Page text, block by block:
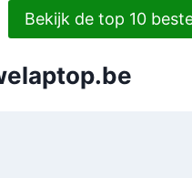
Bekijk de top 10